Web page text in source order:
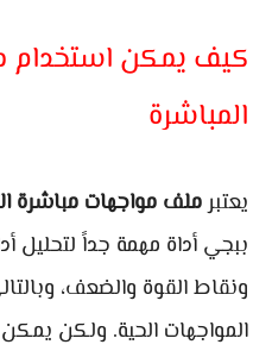
كيف يمكن استخدام
المباشرة
يعتبرملف مواجهات مباشرة
ببجي أداة مهمة جداً لتحليل
ونقاط القوة والضعف،
المواجهات الحية. ولكن